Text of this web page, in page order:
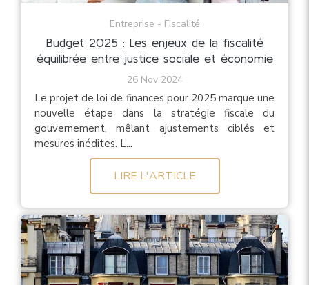
Entreprise - Fiscalité
Budget 2025 : Les enjeux de la fiscalité
équilibrée entre justice sociale et économie
26 Nov 2024
Le projet de loi de finances pour 2025 marque une
nouvelle étape dans la stratégie fiscale du
gouvernement, mêlant ajustements ciblés et
mesures inédites. L...
LIRE L'ARTICLE